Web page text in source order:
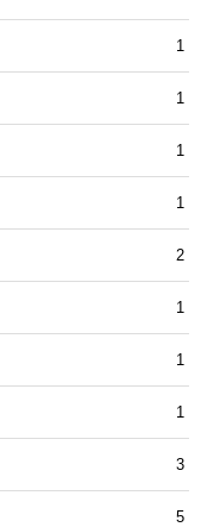
1
1
1
1
2
1
1
1
3
5